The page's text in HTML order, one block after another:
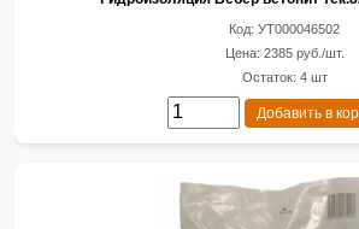
Код: УТ000046502
Цена: 2385 руб./шт.
Остаток: 4 шт
Добавить в